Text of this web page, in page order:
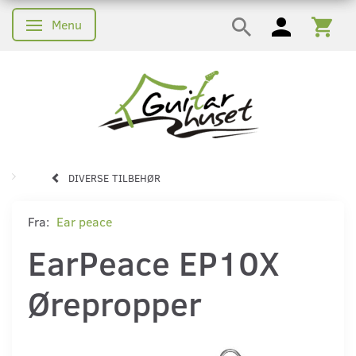
Skifte navigation
Menu
DIVERSE TILBEHØR
Fra: Ear peace
EarPeace EP10X
Ørepropper